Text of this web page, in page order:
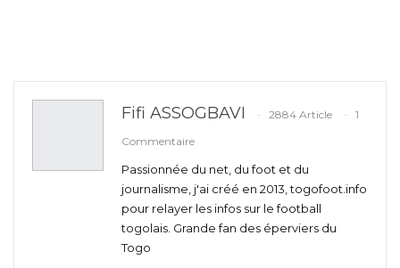
Fifi ASSOGBAVI 2884 Article
1
Commentaire
Passionnée du net, du foot et du
journalisme, j'ai créé en 2013, togofoot.info
pour relayer les infos sur le football
togolais. Grande fan des éperviers du
Togo